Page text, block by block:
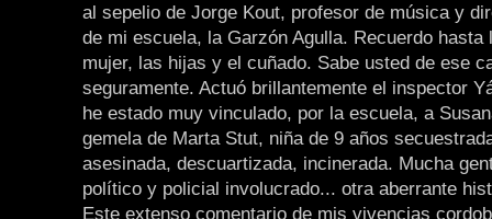
al sepelio de Jorge Kout, profesor de música y
de mi escuela, la Garzón Agulla. Recuerdo hasta
mujer, las hijas y el cuñado. Sabe usted de ese
seguramente. Actuó brillantemente el inspector
he estado muy vinculado, por la escuela, a
gemela de Marta Stut, niña de 9 años
asesinada, descuartizada, incinerada. Mucha
político y policial involucrado... otra aberrante
Este extenso comentario de mis vivencias